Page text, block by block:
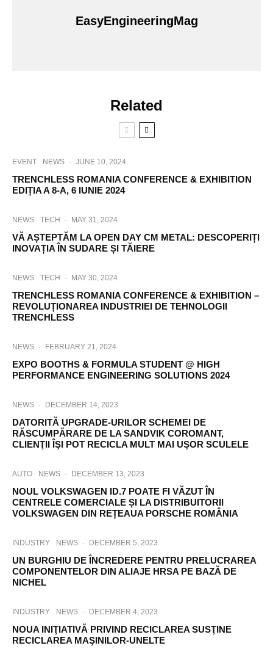
EasyEngineeringMag
Related
EVENT NEWS · JUNE 10, 2024
TRENCHLESS ROMANIA CONFERENCE & EXHIBITION
EDIȚIA A 8-A, 6 IUNIE 2024
NEWS TECH · MAY 31, 2024
VĂ AȘTEPTĂM LA OPEN DAY CM METAL: DESCOPERIȚI
INOVAȚIA ÎN SUDARE ȘI TĂIERE
NEWS TECH · MAY 30, 2024
TRENCHLESS ROMANIA CONFERENCE & EXHIBITION –
REVOLUȚIONAREA INDUSTRIEI DE TEHNOLOGII
TRENCHLESS
NEWS · FEBRUARY 21, 2024
EXPO BOOTHS & FORMULA STUDENT @ HIGH
PERFORMANCE ENGINEERING SOLUTIONS 2024
NEWS · DECEMBER 14, 2023
DATORITĂ UPGRADE-URILOR SCHEMEI DE
RĂSCUMPĂRARE DE LA SANDVIK COROMANT,
CLIENŢII ÎŞI POT RECICLA MULT MAI UŞOR SCULELE
AUTO NEWS · DECEMBER 13, 2023
NOUL VOLKSWAGEN ID.7 POATE FI VĂZUT ÎN
CENTRELE COMERCIALE ȘI LA DISTRIBUITORII
VOLKSWAGEN DIN REȚEAUA PORSCHE ROMÂNIA
INDUSTRY NEWS · DECEMBER 5, 2023
UN BURGHIU DE ÎNCREDERE PENTRU PRELUCRAREA
COMPONENTELOR DIN ALIAJE HRSA PE BAZĂ DE
NICHEL
INDUSTRY NEWS · DECEMBER 4, 2023
NOUA INIŢIATIVĂ PRIVIND RECICLAREA SUSŢINE
RECICLAREA MAŞINILOR-UNELTE